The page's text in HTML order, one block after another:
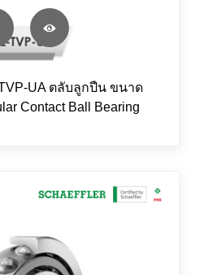
UA ตลับลูกปืน ขนาด
Contact Ball Bearing